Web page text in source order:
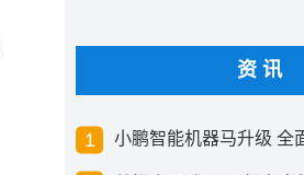
资讯
小鹏智能机器马升级 全面升级自